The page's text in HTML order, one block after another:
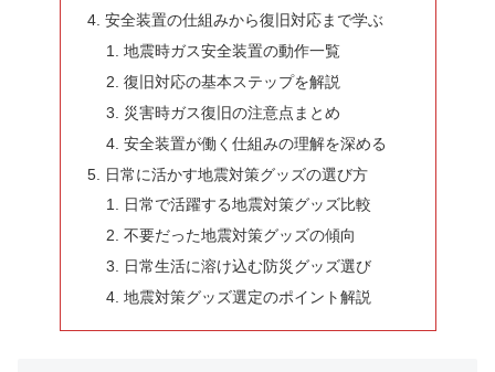
安全装置の仕組みから復旧対応まで学ぶ
地震時ガス安全装置の動作一覧
復旧対応の基本ステップを解説
災害時ガス復旧の注意点まとめ
安全装置が働く仕組みの理解を深める
日常に活かす地震対策グッズの選び方
日常で活躍する地震対策グッズ比較
不要だった地震対策グッズの傾向
日常生活に溶け込む防災グッズ選び
地震対策グッズ選定のポイント解説